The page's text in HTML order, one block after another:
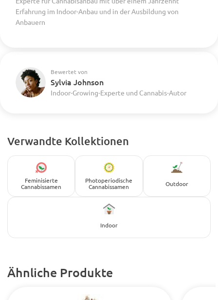
Erfahrung im Indoor-Anbau und in der Ausbildung von
Anbauern
Bewertet von
Sylvia Johnson
Indoor-Growing-Experte und Cannabis-Autor
Verwandte Kollektionen
Feminisierte
Cannabissamen
Photoperiodische
Cannabissamen
Outdoor
Indoor
Ähnliche Produkte